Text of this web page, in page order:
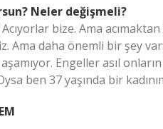
Neler değişmeli?
bize. Ama
Ama daha önemli bir şey
Engeller asıl onların
ben 37 yaşında bir